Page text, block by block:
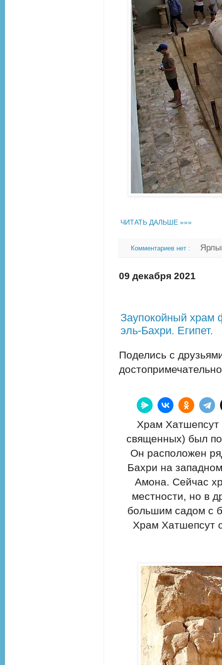
ЧИТАТЬ ДАЛЬШЕ »»»
Комментариев нет :
09 декабря 2021
Заупокойный
эль-Бахри. Египет.
Поделись с
Храм
священных) был
Он расположен
Бахри на
Амона. Сейчас
местности, но в
большим садом с
Храм Хатшепсут